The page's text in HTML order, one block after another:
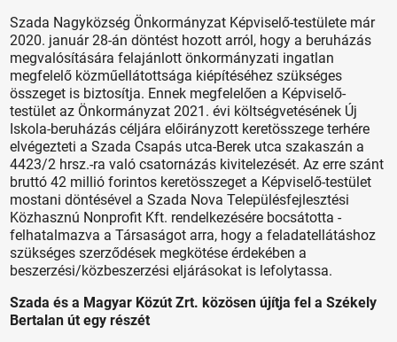
Szada Nagyközség Önkormányzat Képviselő-testülete már
2020. január 28-án döntést hozott arról, hogy a beruházás
megvalósítására felajánlott önkormányzati ingatlan
megfelelő közműellátottsága kiépítéséhez szükséges
összeget is biztosítja. Ennek megfelelően a Képviselő-
testület az Önkormányzat 2021. évi költségvetésének Új
Iskola-beruházás céljára előirányzott keretösszege terhére
elvégezteti a Szada Csapás utca-Berek utca szakaszán a
4423/2 hrsz.-ra való csatornázás kivitelezését. Az erre szánt
bruttó 42 millió forintos keretösszeget a Képviselő-testület
mostani döntésével a Szada Nova Településfejlesztési
Közhasznú Nonprofit Kft. rendelkezésére bocsátotta -
felhatalmazva a Társaságot arra, hogy a feladatellátáshoz
szükséges szerződések megkötése érdekében a
beszerzési/közbeszerzési eljárásokat is lefolytassa.
Szada és a Magyar Közút Zrt. közösen újítja fel a Székely
Bertalan út egy részét